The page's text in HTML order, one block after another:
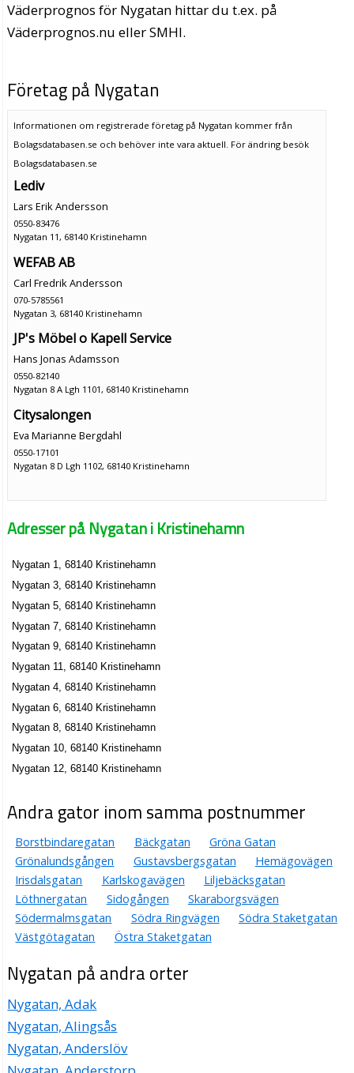
Väderprognos för Nygatan hittar du t.ex. på
Väderprognos.nu eller SMHI.
Företag på Nygatan
Informationen om registrerade företag på Nygatan kommer från
Bolagsdatabasen.se och behöver inte vara aktuell. För ändring besök
Bolagsdatabasen.se
Lediv
Lars Erik Andersson
0550-83476
Nygatan 11, 68140 Kristinehamn
WEFAB AB
Carl Fredrik Andersson
070-5785561
Nygatan 3, 68140 Kristinehamn
JP's Möbel o Kapell Service
Hans Jonas Adamsson
0550-82140
Nygatan 8 A Lgh 1101, 68140 Kristinehamn
Citysalongen
Eva Marianne Bergdahl
0550-17101
Nygatan 8 D Lgh 1102, 68140 Kristinehamn
Adresser på Nygatan i Kristinehamn
Nygatan 1, 68140 Kristinehamn
Nygatan 3, 68140 Kristinehamn
Nygatan 5, 68140 Kristinehamn
Nygatan 7, 68140 Kristinehamn
Nygatan 9, 68140 Kristinehamn
Nygatan 11, 68140 Kristinehamn
Nygatan 4, 68140 Kristinehamn
Nygatan 6, 68140 Kristinehamn
Nygatan 8, 68140 Kristinehamn
Nygatan 10, 68140 Kristinehamn
Nygatan 12, 68140 Kristinehamn
Andra gator inom samma postnummer
Borstbindaregatan Bäckgatan
Gröna Gatan
Grönalundsgången
Gustavsbergsgatan
Hemägovägen
Irisdalsgatan
Karlskogavägen
Liljebäcksgatan
Löthnergatan
Sidogången
Skaraborgsvägen
Södermalmsgatan
Södra Ringvägen
Södra Staketgatan
Västgötagatan
Östra Staketgatan
Nygatan på andra orter
Nygatan, Adak
Nygatan, Alingsås
Nygatan, Anderslöv